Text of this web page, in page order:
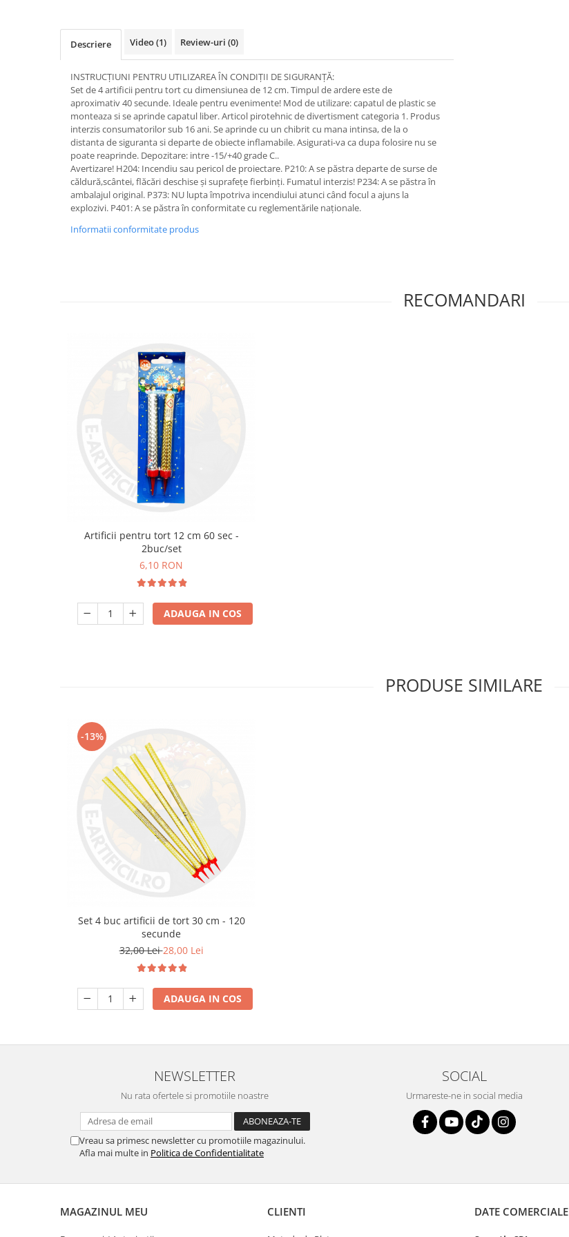
Descriere Video(1) Review-uri (0)
INSTRUCȚIUNI PENTRU UTILIZAREA ÎN CONDIȚII DE SIGURANȚĂ:
Set de 4 artificii pentru tort cu dimensiunea de 12 cm. Timpul de ardere este de
aproximativ 40 secunde. Ideale pentru evenimente! Mod de utilizare: capatul de plastic se
monteaza si se aprinde capatul liber. Articol pirotehnic de divertisment categoria 1. Produs
interzis consumatorilor sub 16 ani. Se aprinde cu un chibrit cu mana intinsa, de la o
distanta de siguranta si departe de obiecte inflamabile. Asigurati-va ca dupa folosire nu se
poate reaprinde. Depozitare: intre -15/+40 grade C..
Avertizare! H204: Incendiu sau pericol de proiectare. P210: A se păstra departe de surse de
căldură,scântei, flăcări deschise și suprafețe fierbinți. Fumatul interzis! P234: A se păstra în
ambalajul original. P373: NU lupta împotriva incendiului atunci când focul a ajuns la
explozivi. P401: A se păstra în conformitate cu reglementările naționale.
Informatii conformitate produs
RECOMANDARI
Artificii pentru tort 12 cm 60 sec -
2buc/set
6,10 RON
ADAUGA IN COS
PRODUSE SIMILARE
-13%
Set 4 buc artificii de tort 30 cm - 120
secunde
32,00 Lei28,00 Lei
ADAUGA IN COS
NEWSLETTER
Nu rata ofertele si promotiile noastre
Vreau sa primesc newsletter cu promotiile magazinului.
Afla mai multe in Politica de Confidentialitate
SOCIAL
Urmareste-ne in social media
MAGAZINUL MEU CLIENTI DATE COMERCIALE